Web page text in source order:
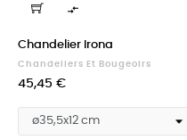

Chandelier Irona
Chandeliers Et Bougeoirs
Prix
45,45 €